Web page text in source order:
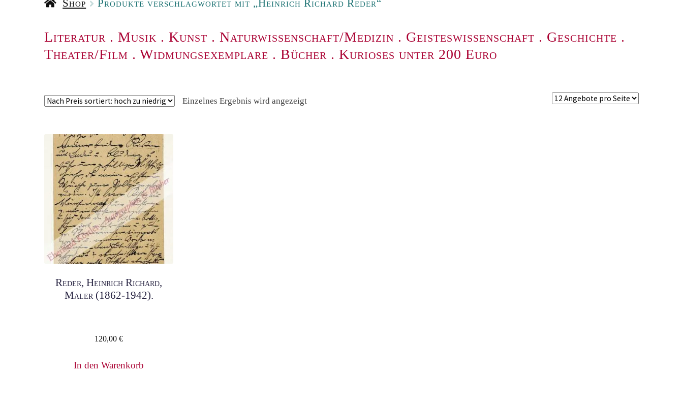
Shop Produkte verschlagwortet mit „Heinrich Richard Reder“
Literatur . Musik . Kunst . Naturwissenschaft/Medizin . Geisteswissenschaft . Geschichte .
Theater/Film . Widmungsexemplare . Bücher . Kurioses unter 200 Euro
Einzelnes Ergebnis wird angezeigt
Reder, Heinrich Richard,
Maler (1862-1942).
120,00€
In den Warenkorb